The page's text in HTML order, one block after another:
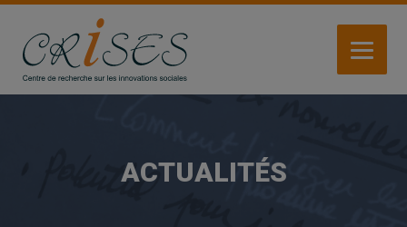
Aller
contenu
principal
ACTUALITÉS